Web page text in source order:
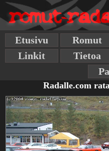
Etusivu Romut
Linkit
Tietoa
Radalle.com